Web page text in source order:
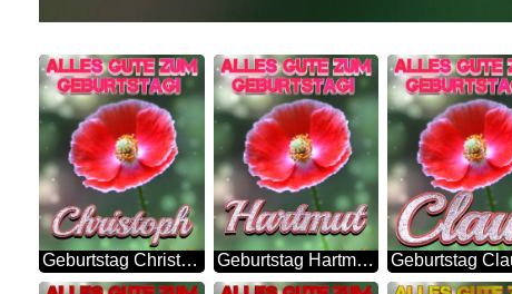
Geburtstag Christoph Blue Poppy Card Background Geburtstag Hartmut Blue Poppy Card Background